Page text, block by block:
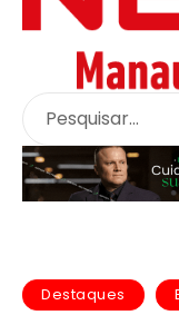
Destaques